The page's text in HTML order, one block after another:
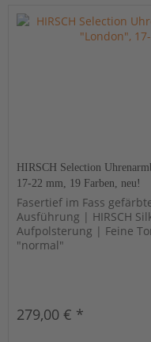
HIRSCH Selection
17-22 mm, 19 Farben, neu!
Fasertief im Fass
Ausführung | HIRSCH
Aufpolsterung | Feine
"normal"
279,00 € *